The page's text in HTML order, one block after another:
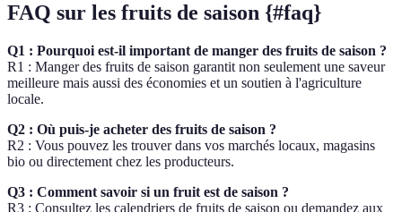
FAQ sur les fruits de saison {#faq}
Q1 : Pourquoi est-il important de manger des fruits de saison ?
R1 : Manger des fruits de saison garantit non seulement une saveur
meilleure mais aussi des économies et un soutien à l'agriculture
locale.
Q2 : Où puis-je acheter des fruits de saison ?
R2 : Vous pouvez les trouver dans vos marchés locaux, magasins
bio ou directement chez les producteurs.
Q3 : Comment savoir si un fruit est de saison ?
R3 : Consultez les calendriers de fruits de saison ou demandez aux